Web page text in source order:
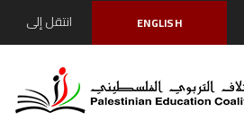
ENGLISH
انتقل إلى